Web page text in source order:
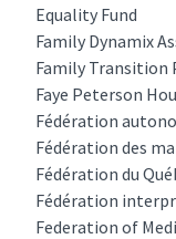
Equality Fund
Family Dynamix
Family Transition
Faye Peterson
Fédération
Fédération des
Fédération du
Fédération
Federation of